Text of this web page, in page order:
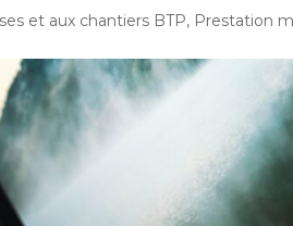
et aux chantiers BTP, Prestation